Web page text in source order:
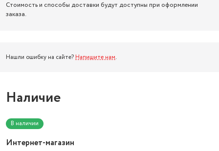
Стоимость и способы доставки будут доступны при оформлении
заказа.
Нашли ошибку на сайте? Напишите нам.
Наличие
Интернет-магазин
В наличии